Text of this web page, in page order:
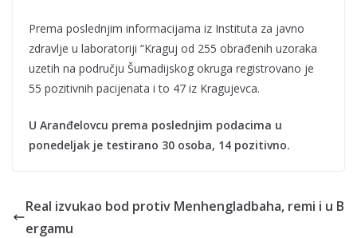
Prema poslednjim informacijama iz Instituta za javno
zdravlje u laboratoriji “Kraguj od 255 obrađenih uzoraka
uzetih na području Šumadijskog okruga registrovano je
55 pozitivnih pacijenata i to 47 iz Kragujevca.
U Aranđelovcu prema poslednjim podacima u
ponedeljak je testirano 30 osoba, 14 pozitivno.
Real izvukao bod protiv Menhengladbaha, remi i u B
ergamu